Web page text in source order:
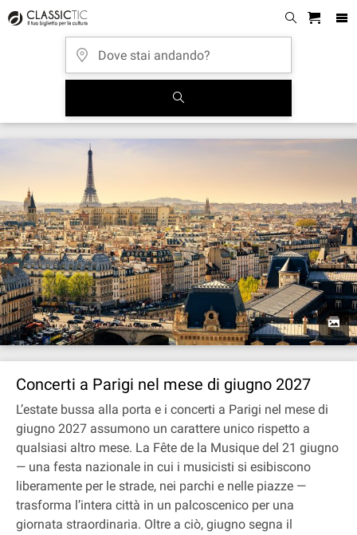
Concerti a Parigi nel mese di giugno 2027
L’estate bussa alla porta e i concerti a Parigi nel mese di
giugno 2027 assumono un carattere unico rispetto a
qualsiasi altro mese. La Fête de la Musique del 21 giugno
— una festa nazionale in cui i musicisti si esibiscono
liberamente per le strade, nei parchi e nelle piazze —
trasforma l’intera città in un palcoscenico per una
giornata straordinaria. Oltre a ciò, giugno segna il